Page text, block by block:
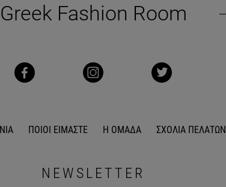
Greek Fashion Room
ΠΟΙΟΙ ΕΙΜΑΣΤΕ Η ΟΜΑΔΑ ΣΧΟΛΙΑ ΠΕΛΑΤΩΝ
NEWSLETTER